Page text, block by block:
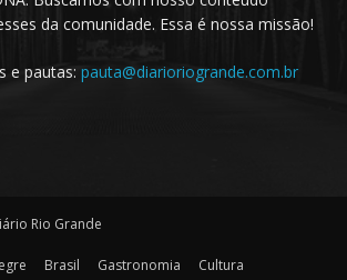
da comunidade. Essa é nossa missão!
e pautas: pauta@diarioriogrande.com.br
Rio Grande
Brasil Gastronomia
Cultura